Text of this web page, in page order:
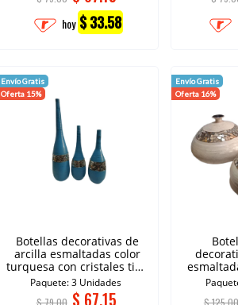
hoy $ 33.58
Envío Gratis
Oferta 15%
Botellas decorativas de
arcilla esmaltadas color
turquesa con cristales tipo
espejo.
Paquete: 3 Unidades
$ 79.00 $ 67.15
Envío Gratis
Oferta 16%
con
$ 125.00